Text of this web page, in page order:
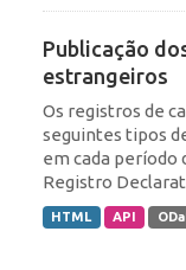
Publicação
estrangeiros
Os registros de
seguintes tipos
em cada período
Registro
HTML API